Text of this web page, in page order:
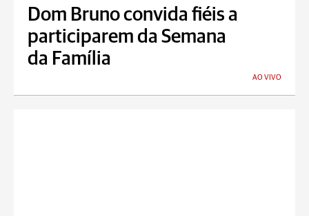
Dom Bruno convida fiéis a
participarem da Semana
da Família
AO VIVO